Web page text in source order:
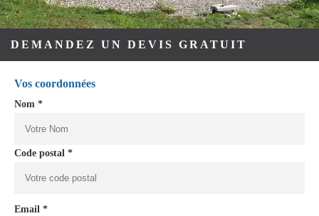
DEMANDEZ UN DEVIS GRATUIT
Vos coordonnées
Nom *
Code postal *
Email *